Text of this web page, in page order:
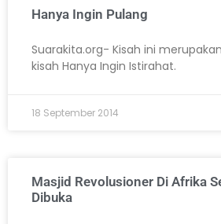
Hanya Ingin Pulang
Suarakita.org- Kisah ini
kisah Hanya Ingin Istirahat.
18 September 2014
Masjid Revolusioner Di Afrika
Dibuka